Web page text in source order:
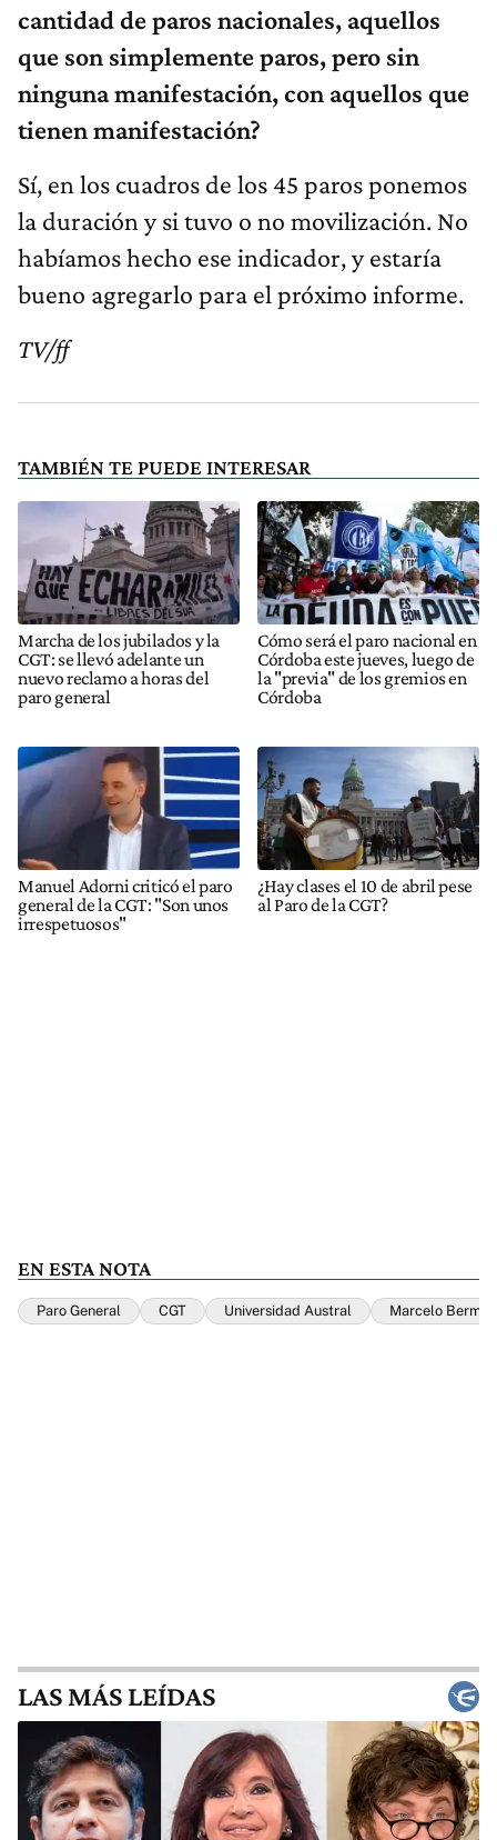
cantidad de paros nacionales, aquellos
que son simplemente paros, pero sin
ninguna manifestación, con aquellos que
tienen manifestación?
Sí, en los cuadros de los 45 paros ponemos
la duración y si tuvo o no movilización. No
habíamos hecho ese indicador, y estaría
bueno agregarlo para el próximo informe.
TV/ff
TAMBIÉN TE PUEDE INTERESAR
Marcha de los jubilados y la
CGT: se llevó adelante un
nuevo reclamo a horas del
paro general
Cómo será el paro nacional en
Córdoba este jueves, luego de
la "previa" de los gremios en
Córdoba
Manuel Adorni criticó el paro
general de la CGT: "Son unos
irrespetuosos"
¿Hay clases el 10 de abril pese
al Paro de la CGT?
EN ESTA NOTA
Paro General CGT Universidad Austral Marcelo
LAS MÁS LEÍDAS